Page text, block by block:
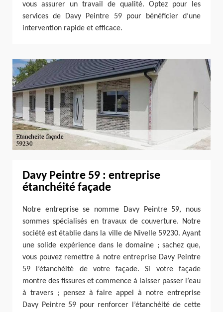
vous assurer un travail de qualité. Optez pour les
services de Davy Peintre 59 pour bénéficier d’une
intervention rapide et efficace.
Davy Peintre 59 : entreprise
étanchéité façade
Notre entreprise se nomme Davy Peintre 59, nous
sommes spécialisés en travaux de couverture. Notre
société est établie dans la ville de Nivelle 59230. Ayant
une solide expérience dans le domaine ; sachez que,
vous pouvez remettre à notre entreprise Davy Peintre
59 l’étanchéité de votre façade. Si votre façade
montre des fissures et commence à laisser passer l’eau
à travers ; pensez à faire appel à notre entreprise
Davy Peintre 59 pour renforcer l’étanchéité de cette